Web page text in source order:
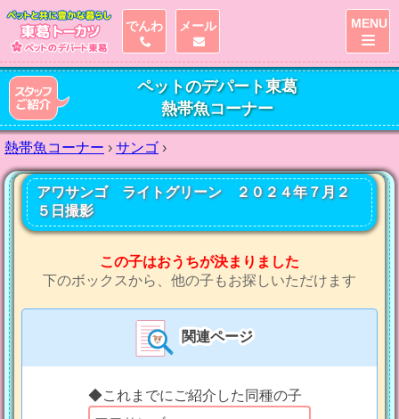
ペットのデパート東葛
熱帯魚コーナー
熱帯魚コーナー › サンゴ ›
アワサンゴ ライトグリーン ２０２４年７月２
５日撮影
この子はおうちが決まりました
下のボックスから、他の子もお探しいただけます
関連ページ
◆これまでにご紹介した同種の子
でんわ メール MENU